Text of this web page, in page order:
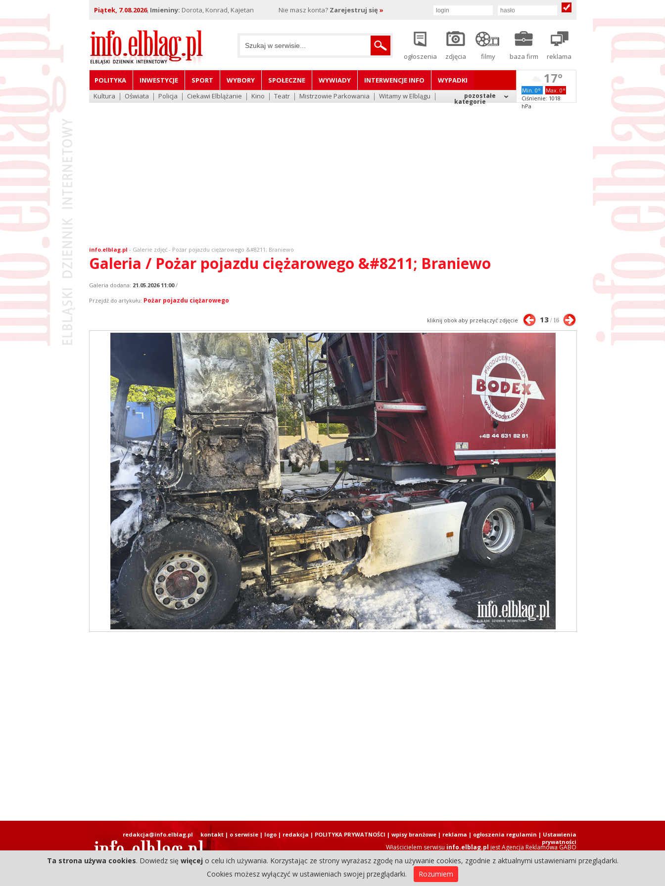
Piątek, 7.08.2026, Imieniny: Dorota, Konrad, Kajetan Nie masz konta? Zarejestruj się »
ogłoszenia zdjęcia filmy baza firm reklama
POLITYKA INWESTYCJE SPORT WYBORY SPOŁECZNE WYWIADY INTERWENCJE INFO
WYPADKI
Kultura
Oświata Policja Ciekawi Elblążanie Kino Teatr Mistrzowie Parkowania Witamy w Elblągu pozostałe
kategorie
17°
Min. 0°
Max. 0°
Ciśnienie: 1018
hPa
info.elblag.pl - Galerie zdjęć- Pożar pojazdu ciężarowego &#8211; Braniewo
Galeria / Pożar pojazdu ciężarowego &#8211; Braniewo
Galeria dodana: 21.05.2026 11:00/
Przejdź do artykułu: Pożar pojazdu ciężarowego
kliknij obok aby przełączyć zdjęcie 13/ 16
Właścicielem serwisu info.elblag.pl jestAgencja Reklamowa GABO
Copyright © 2004-2026 Elbląski Dziennik Internetowy. Wszystkie prawa zastrzeżone.
redakcja@info.elblag.pl kontakt| o serwisie| logo| redakcja | POLITYKA PRYWATNOŚCI | wpisy branżowe| reklama | ogłoszenia regulamin | Ustawienia
prywatności
Ta strona używa cookies. Dowiedz się więcej o celu ich używania. Korzystając ze strony wyrażasz zgodę na używanie cookies, zgodnie z aktualnymi ustawieniami przeglądarki.
Cookies możesz wyłączyć w ustawieniach swojej przeglądarki.
Rozumiem